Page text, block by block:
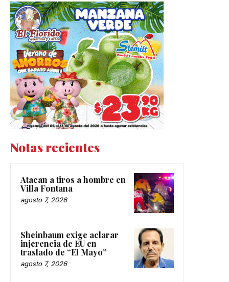
Notas recientes
Atacan a tiros a hombre en
Villa Fontana
agosto 7, 2026
Sheinbaum exige aclarar
injerencia de EU en
traslado de “El Mayo”
agosto 7, 2026